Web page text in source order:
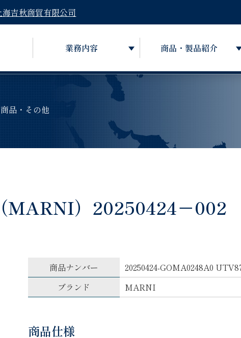
海吉秋商貿有限公司
業務内容 商品・製品紹介
品・その他
MARNI）20250424－002
商品ナンバー
20250424-GOMA0248A0
ブランド
MARNI
商品仕様